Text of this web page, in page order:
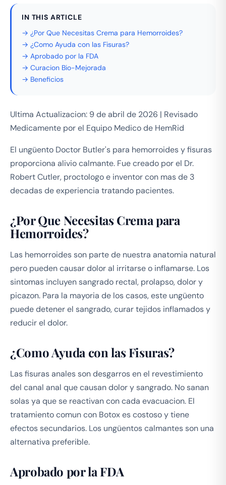
IN THIS ARTICLE
→ ¿Por Que Necesitas Crema para Hemorroides?
→ ¿Como Ayuda con las Fisuras?
→ Aprobado por la FDA
→ Curacion Bio-Mejorada
→ Beneficios
Ultima Actualizacion: 9 de abril de 2026 | Revisado
Medicamente por el Equipo Medico de HemRid
El ungüento Doctor Butler's para hemorroides y fisuras
proporciona alivio calmante. Fue creado por el Dr.
Robert Cutler, proctologo e inventor con mas de 3
decadas de experiencia tratando pacientes.
¿Por Que Necesitas Crema para
Hemorroides?
Las hemorroides son parte de nuestra anatomia natural
pero pueden causar dolor al irritarse o inflamarse. Los
sintomas incluyen sangrado rectal, prolapso, dolor y
picazon. Para la mayoria de los casos, este ungüento
puede detener el sangrado, curar tejidos inflamados y
reducir el dolor.
¿Como Ayuda con las Fisuras?
Las fisuras anales son desgarros en el revestimiento
del canal anal que causan dolor y sangrado. No sanan
solas ya que se reactivan con cada evacuacion. El
tratamiento comun con Botox es costoso y tiene
efectos secundarios. Los ungüentos calmantes son una
alternativa preferible.
Aprobado por la FDA